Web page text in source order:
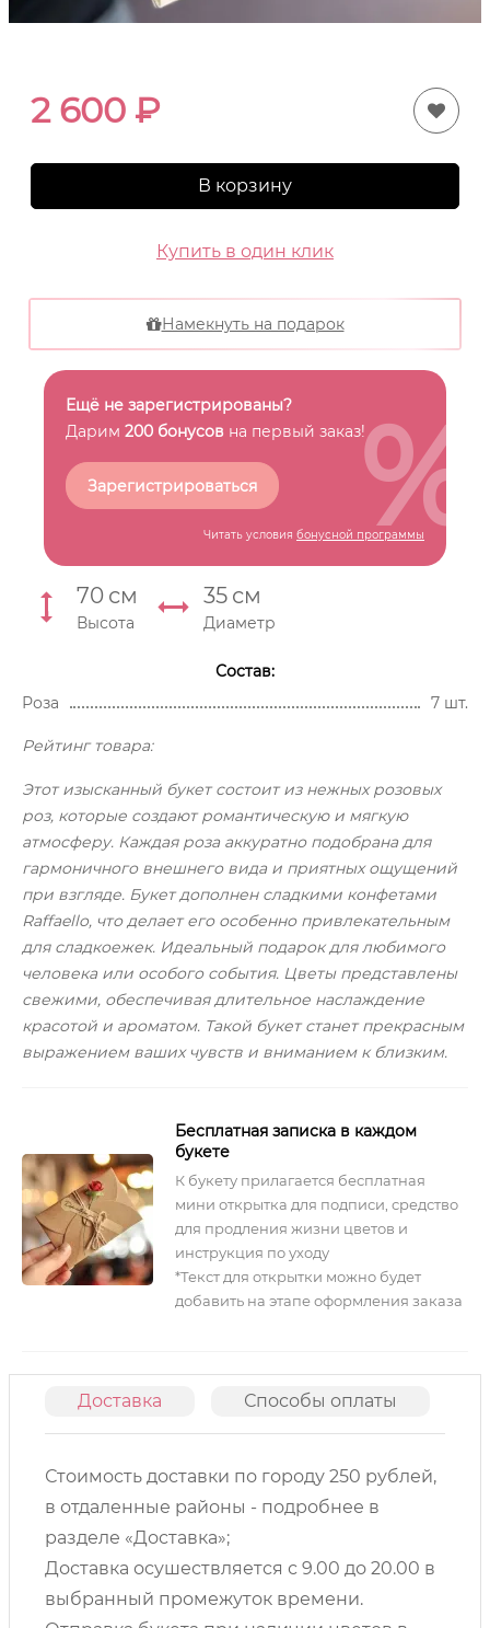
2 600 ₽
В корзину
Купить в один клик
Намекнуть на подарок
Ещё не зарегистрированы?
Дарим 200 бонусов на первый заказ!
Зарегистрироваться
Читать условия бонусной программы
%
70 см
Высота
35 см
Диаметр
Состав:
Роза
7 шт.
Рейтинг товара:
Этот изысканный букет состоит из нежных розовых
роз, которые создают романтическую и мягкую
атмосферу. Каждая роза аккуратно подобрана для
гармоничного внешнего вида и приятных ощущений
при взгляде. Букет дополнен сладкими конфетами
Raffaello, что делает его особенно привлекательным
для сладкоежек. Идеальный подарок для любимого
человека или особого события. Цветы представлены
свежими, обеспечивая длительное наслаждение
красотой и ароматом. Такой букет станет прекрасным
выражением ваших чувств и вниманием к близким.
Бесплатная записка в каждом
букете
К букету прилагается бесплатная
мини открытка для подписи, средство
для продления жизни цветов и
инструкция по уходу
*Текст для открытки можно будет
добавить на этапе оформления заказа
Доставка Способы оплаты
Стоимость доставки по городу 250 рублей,
в отдаленные районы - подробнее в
разделе «Доставка»;
Доставка осушествляется с 9.00 до 20.00 в
выбранный промежуток времени.